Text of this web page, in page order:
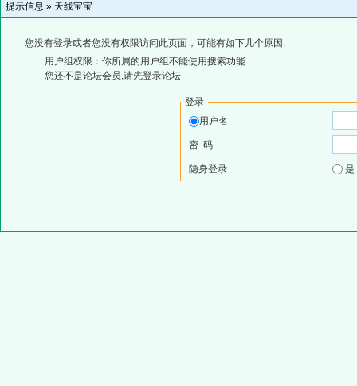
提示信息 » 天线宝宝
您没有登录或者您没有权限访问此页面，可能有如下几个原因:
用户组权限：你所属的用户组不能使用搜索功能
您还不是论坛会员,请先登录论坛
登录
用户名
密 码
隐身登录